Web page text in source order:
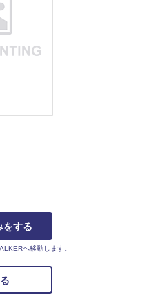
をする
へ移動します。